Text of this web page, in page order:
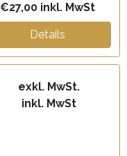
€27,00 inkl. MwSt
Details
exkl. MwSt.
inkl. MwSt